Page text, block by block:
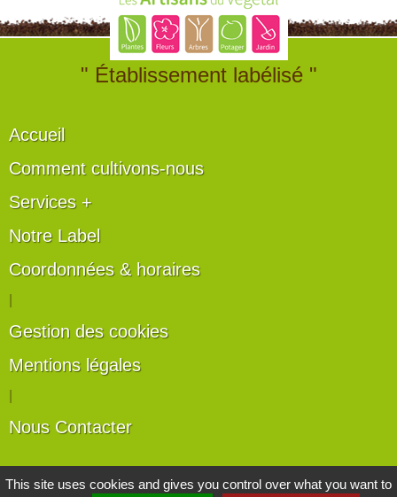
" Établissement labélisé "
Accueil
Comment cultivons-nous
Services +
Notre Label
Coordonnées & horaires
Gestion des cookies
Mentions légales
Nous Contacter
Les artisans du végétal
This site uses cookies and gives you control over what you want to